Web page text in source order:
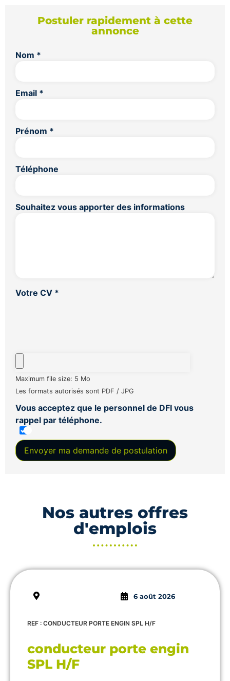
Postuler rapidement à cette
annonce
Nom *
Email *
Prénom *
Téléphone
Souhaitez vous apporter des informations
Votre CV *
Maximum file size: 5 Mo
Les formats autorisés sont PDF / JPG
Vous acceptez que le personnel de DFI vous
rappel par téléphone.
Envoyer ma demande de postulation
Nos autres offres
d'emplois
6 août 2026
REF : CONDUCTEUR PORTE ENGIN SPL H/F
conducteur porte engin
SPL H/F